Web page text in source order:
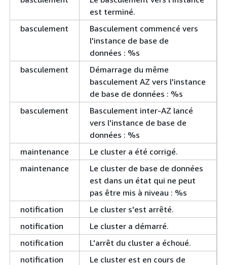
est terminé.
basculement
Basculement commencé vers
l'instance de base de
données : %s
basculement
Démarrage du même
basculement AZ vers l'instance
de base de données : %s
basculement
Basculement inter-AZ lancé
vers l'instance de base de
données : %s
maintenance
Le cluster a été corrigé.
maintenance
Le cluster de base de données
est dans un état qui ne peut
pas être mis à niveau : %s
notification
Le cluster s'est arrêté.
notification
Le cluster a démarré.
notification
L'arrêt du cluster a échoué.
notification
Le cluster est en cours de